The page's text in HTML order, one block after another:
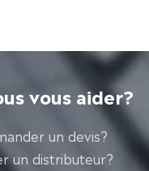
vous aider?
un devis?
un distributeur?